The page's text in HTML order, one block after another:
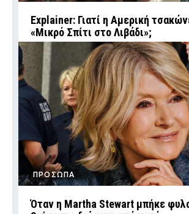
Explainer: Γιατί η Αμερική
«Μικρό Σπίτι στο Λιβάδι»;
ΠΡΟΣΩΠΑ
Όταν η Martha Stewart μπήκε